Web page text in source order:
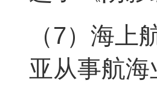
（7）海上
亚从事航海